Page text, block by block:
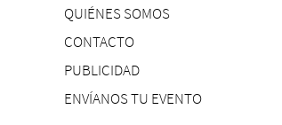
QUIÉNES SOMOS
CONTACTO
PUBLICIDAD
ENVÍANOS TU EVENTO